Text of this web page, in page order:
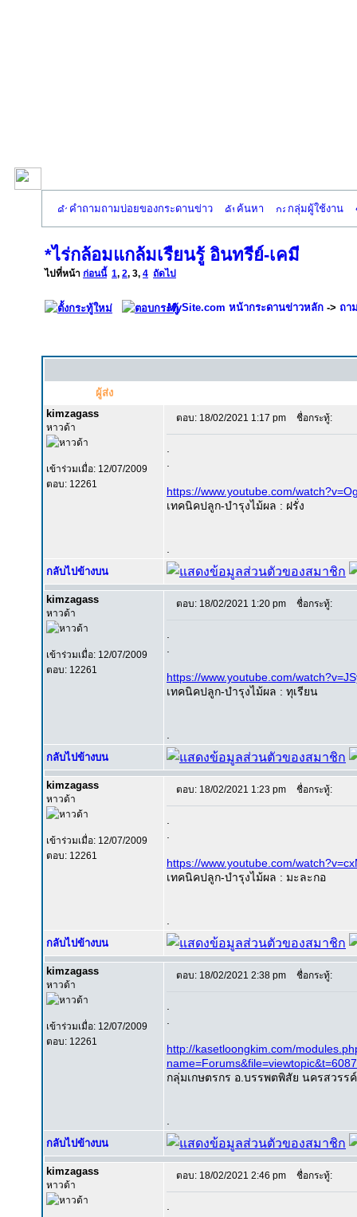
คำถามถามบ่อยของกระดานข่าว ค้นหา กลุ่มผู้ใช้งาน
*ไร่กล้อมแกล้มเรืยนรู้ อินทรีย์-เคมี
ไปที่หน้า ก่อนนี้ 1, 2, 3, 4 ถัดไป
MySite.com หน้ากระดานข่าวหลัก -> ถา
ผู้ส่ง
kimzagass
หาวด้า
เข้าร่วมเมื่อ: 12/07/2009
ตอบ: 12261
ตอบ: 18/02/2021 1:17 pm ชื่อกระทู้:
https://www.youtube.com/
เทคนิคปลูก-บำรุงไม้ผล : ฝรั่ง
กลับไปข้างบน
kimzagass
หาวด้า
เข้าร่วมเมื่อ: 12/07/2009
ตอบ: 12261
ตอบ: 18/02/2021 1:20 pm ชื่อกระทู้:
https://www.youtube.com/
เทคนิคปลูก-บำรุงไม้ผล : ทุเรียน
กลับไปข้างบน
kimzagass
หาวด้า
เข้าร่วมเมื่อ: 12/07/2009
ตอบ: 12261
ตอบ: 18/02/2021 1:23 pm ชื่อกระทู้:
https://www.youtube.com/
เทคนิคปลูก-บำรุงไม้ผล : มะละกอ
กลับไปข้างบน
kimzagass
หาวด้า
เข้าร่วมเมื่อ: 12/07/2009
ตอบ: 12261
ตอบ: 18/02/2021 2:38 pm ชื่อกระทู้:
http://kasetloongkim.com/
กลุ่มเกษตรกร อ.บรรพตพิสัย นครสวรร
กลับไปข้างบน
kimzagass
หาวด้า
ตอบ: 18/02/2021 2:46 pm ชื่อกระทู้: